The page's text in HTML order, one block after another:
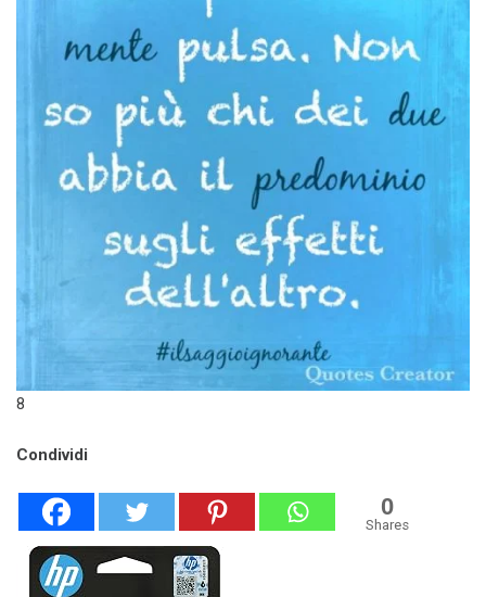
8
Condividi
0
Shares